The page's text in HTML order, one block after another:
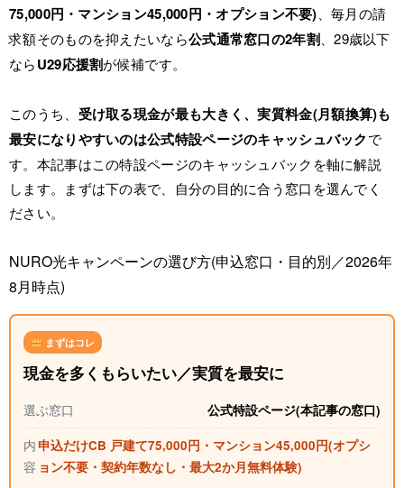
75,000円・マンション45,000円・オプション不要) 、毎月の請
求額そのものを抑えたいなら公式通常窓口の2年割、29歳以下
ならU29応援割が候補です。
このうち、 受け取る現金が最も大きく、実質料金(月額換算)も
最安になりやすいのは公式特設ページのキャッシュバックで
す。本記事はこの特設ページのキャッシュバックを軸に解説
します。まずは下の表で、自分の目的に合う窓口を選んでく
ださい。
NURO光キャンペーンの選び方(申込窓口・目的別／2026年
8月時点)
まずはコレ
現金を多くもらいたい／実質を最安に
選ぶ窓口 公式特設ページ(本記事の窓口)
内
容
申込だけCB 戸建て75,000円・マンション45,000円(オプシ
ョン不要・契約年数なし・最大2か月無料体験)